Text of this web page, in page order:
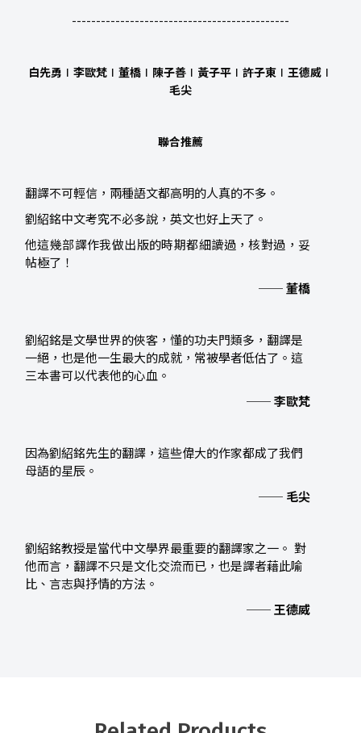
---------------------------------------------
白先勇∣李歐梵∣董橋∣陳子善∣黃子平∣許子東∣王德威∣
毛尖
聯合推薦
翻譯不可輕信，兩種語文都高明的人真的不多。
劉紹銘中文考究不必多說，英文也好上天了。
他這幾部譯作我做出版的時期都細讀過，核對過，妥
帖極了！
── 董橋
劉紹銘是文學世界的俠客，懂的功夫門類多，翻譯是
一絕，也是他一生最大的成就，常被學者低估了。這
三本書可以代表他的心血。
── 李歐梵
因為劉紹銘先生的翻譯，這些偉大的作家都成了我們
母語的星辰。
── 毛尖
劉紹銘教授是當代中文學界最重要的翻譯家之一。 對
他而言，翻譯不只是文化交流而已，也是譯者藉此喻
比、言志與抒情的方法。
── 王德威